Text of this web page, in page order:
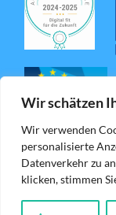
Wir schätzen
Wir verwenden
personalisierte
Datenverkehr zu
klicken, stimmen